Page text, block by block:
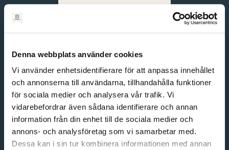
Denna webbplats använder cookies
Vi använder enhetsidentifierare för att anpassa innehållet
och annonserna till användarna, tillhandahålla funktioner
för sociala medier och analysera vår trafik. Vi
vidarebefordrar även sådana identifierare och annan
information från din enhet till de sociala medier och
annons- och analysföretag som vi samarbetar med.
Dessa kan i sin tur kombinera informationen med annan
English
Svenska